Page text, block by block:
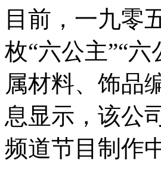
目前，一九零
枚“六公主”“
属材料、饰品
息显示，该公
频道节目制作